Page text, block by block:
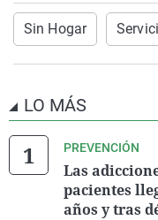
Sin Hogar
LO MÁS
PREVENCIÓN
Las
pacientes
años y tras